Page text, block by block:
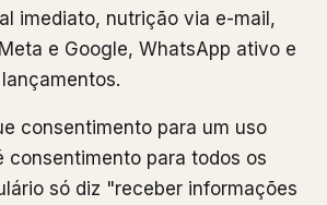
imediato, nutrição via e-mail,
e Google, WhatsApp ativo e
consentimento para um uso
consentimento para todos os
só diz "receber informações